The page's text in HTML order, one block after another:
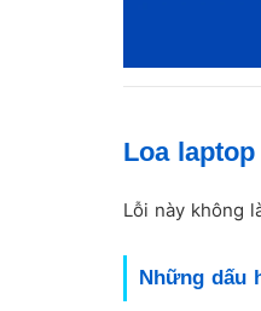
Loa
Lỗi này không
Những dấu